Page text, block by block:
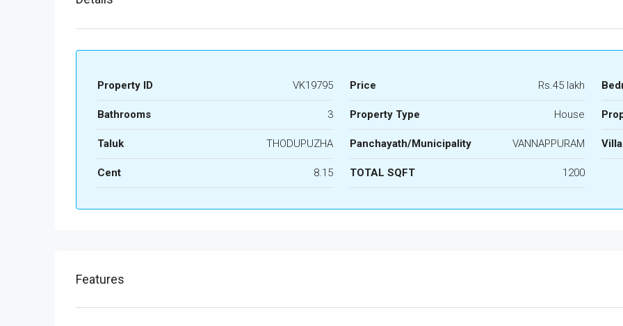
Property ID VK19795 Price Rs.45 lakh
Bathrooms 3 Property Type House
Taluk THODUPUZHA Panchayath/Municipality VANNAPPURAM
Cent 8.15 TOTAL SQFT 1200
Features